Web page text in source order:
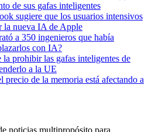
de sus gafas inteligentes
sugiere que los usuarios intensivos
la nueva IA de Apple
a 350 ingenieros que había
con IA?
la prohibir las gafas inteligentes de
a la UE
precio de la memoria está afectando a
noticias multipropósito para